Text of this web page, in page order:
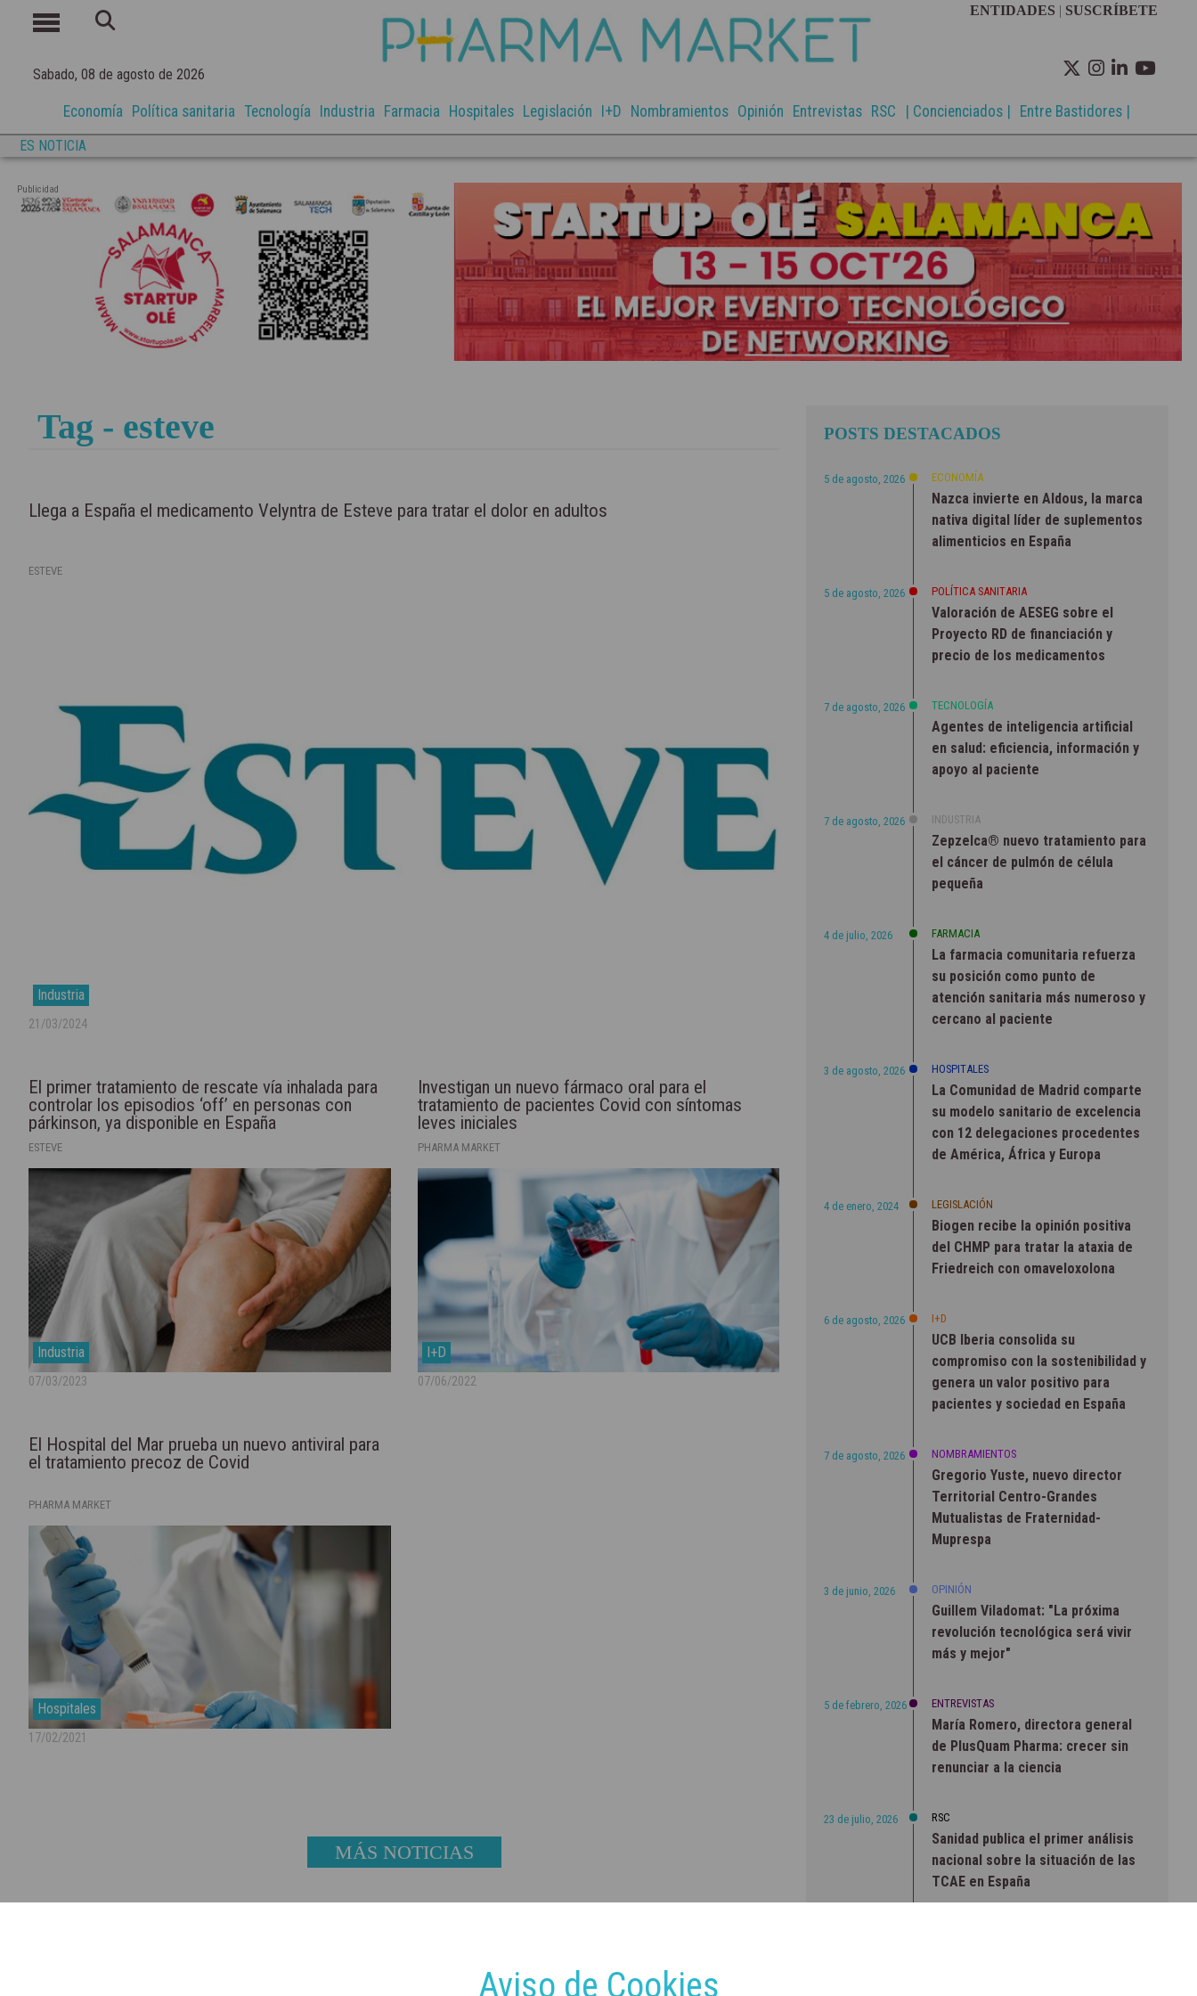
Sabado, 08 de agosto de 2026
ENTIDADES | SUSCRÍBETE
Economía Política sanitaria Tecnología Industria Farmacia Hospitales Legislación I+D Nombramientos Opinión Entrevistas RSC | Concienciados | Entre Bastidores |
ES NOTICIA
Publicidad
Tag - esteve
Llega a España el medicamento Velyntra de Esteve para tratar el dolor en adultos
ESTEVE
Industria
21/03/2024
El primer tratamiento de rescate vía inhalada para
controlar los episodios ‘off’ en personas con
párkinson, ya disponible en España
ESTEVE
Industria
07/03/2023
Investigan un nuevo fármaco oral para el
tratamiento de pacientes Covid con síntomas
leves iniciales
PHARMA MARKET
I+D
07/06/2022
El Hospital del Mar prueba un nuevo antiviral para
el tratamiento precoz de Covid
PHARMA MARKET
Hospitales
17/02/2021
MÁS NOTICIAS
POSTS DESTACADOS
5 de agosto, 2026 ECONOMÍA
Nazca invierte en Aldous, la marca
nativa digital líder de suplementos
alimenticios en España
5 de agosto, 2026 POLÍTICA SANITARIA
Valoración de AESEG sobre el
Proyecto RD de financiación y
precio de los medicamentos
7 de agosto, 2026 TECNOLOGÍA
Agentes de inteligencia artificial
en salud: eficiencia, información y
apoyo al paciente
7 de agosto, 2026 INDUSTRIA
Zepzelca® nuevo tratamiento para
el cáncer de pulmón de célula
pequeña
4 de julio, 2026 FARMACIA
La farmacia comunitaria refuerza
su posición como punto de
atención sanitaria más numeroso y
cercano al paciente
3 de agosto, 2026 HOSPITALES
La Comunidad de Madrid comparte
su modelo sanitario de excelencia
con 12 delegaciones procedentes
de América, África y Europa
4 de enero, 2024 LEGISLACIÓN
Biogen recibe la opinión positiva
del CHMP para tratar la ataxia de
Friedreich con omaveloxolona
6 de agosto, 2026 I+D
UCB Iberia consolida su
compromiso con la sostenibilidad y
genera un valor positivo para
pacientes y sociedad en España
7 de agosto, 2026 NOMBRAMIENTOS
Gregorio Yuste, nuevo director
Territorial Centro-Grandes
Mutualistas de Fraternidad-
Muprespa
3 de junio, 2026 OPINIÓN
Guillem Viladomat: "La próxima
revolución tecnológica será vivir
más y mejor"
5 de febrero, 2026 ENTREVISTAS
María Romero, directora general
de PlusQuam Pharma: crecer sin
renunciar a la ciencia
23 de julio, 2026 RSC
Sanidad publica el primer análisis
nacional sobre la situación de las
TCAE en España
Aviso de Cookies